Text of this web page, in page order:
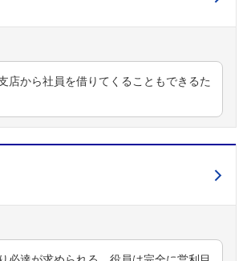
店から社員を借りてくることもできるた